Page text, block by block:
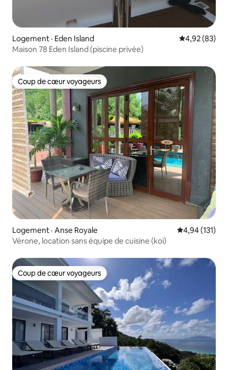
Logement · Eden Island Note
4,92 (83)
Maison 78 Eden Island (piscine privée)
Coup de cœur voyageurs
Coup de cœur voyageurs
Logement · Anse Royale Note
4,94 (131)
Vérone, location sans équipe de cuisine (koi)
Coup de cœur voyageurs
Coup de cœur voyageurs